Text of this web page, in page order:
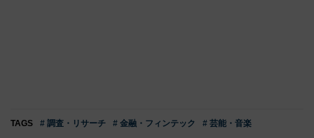
TAGS # 調査・リサーチ # 金融・フィンテック # 芸能・音楽